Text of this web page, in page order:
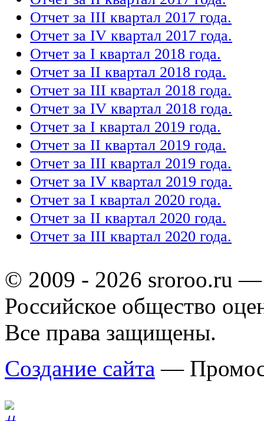
Отчет за III квартал 2017 года.
Отчет за IV квартал 2017 года.
Отчет за I квартал 2018 года.
Отчет за II квартал 2018 года.
Отчет за III квартал 2018 года.
Отчет за IV квартал 2018 года.
Отчет за I квартал 2019 года.
Отчет за II квартал 2019 года.
Отчет за III квартал 2019 года.
Отчет за IV квартал 2019 года.
Отчет за I квартал 2020 года.
Отчет за II квартал 2020 года.
Отчет за III квартал 2020 года.
© 2009 - 2026 sroroo.ru —
Российское общество
Все права защищены.
Создание сайта —